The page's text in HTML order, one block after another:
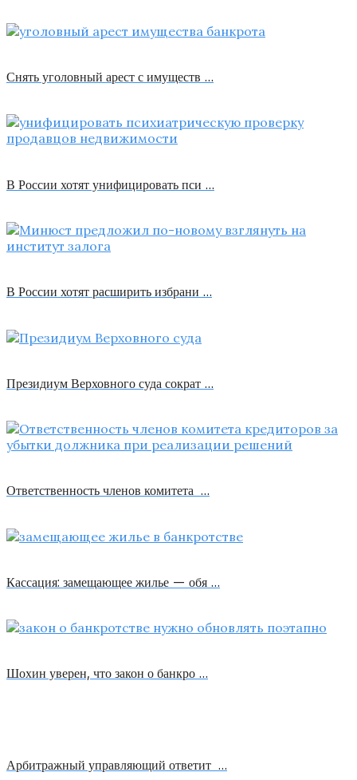
Снять уголовный арест с имуществ …
В России хотят унифицировать пси …
В России хотят расширить избрани …
Президиум Верховного суда сократ …
Ответственность членов комитета …
Кассация: замещающее жилье — обя …
Шохин уверен, что закон о банкро …
Арбитражный управляющий ответит …